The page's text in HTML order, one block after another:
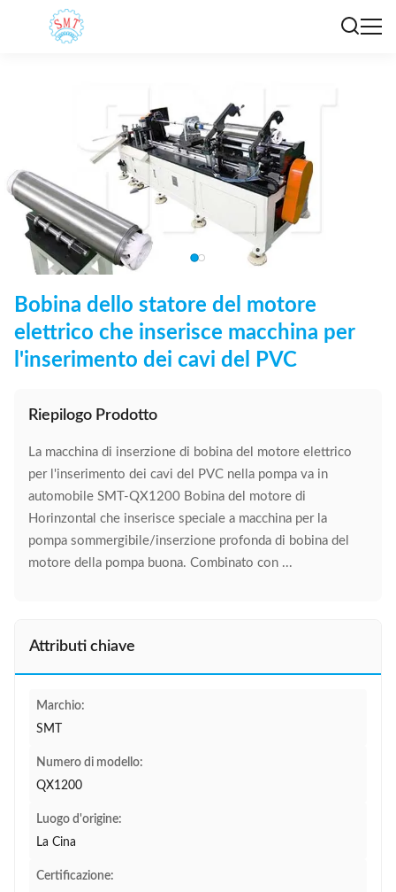
Bobina dello statore del motore
elettrico che inserisce macchina per
l'inserimento dei cavi del PVC
Riepilogo Prodotto
La macchina di inserzione di bobina del motore elettrico
per l'inserimento dei cavi del PVC nella pompa va in
automobile SMT-QX1200 Bobina del motore di
Horinzontal che inserisce speciale a macchina per la
pompa sommergibile/inserzione profonda di bobina del
motore della pompa buona. Combinato con ...
Attributi chiave
Marchio:
SMT
Numero di modello:
QX1200
Luogo d'origine:
La Cina
Certificazione: